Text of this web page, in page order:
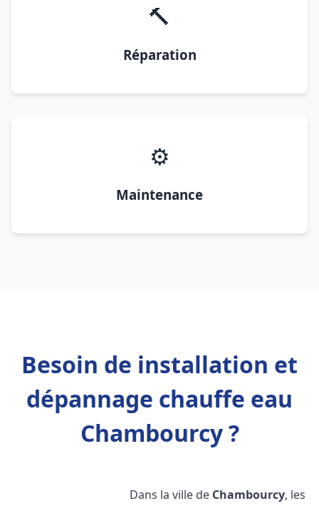
🔨
Réparation
⚙️
Maintenance
Besoin de installation et
dépannage chauffe eau
Chambourcy ?
Dans la ville de Chambourcy, les